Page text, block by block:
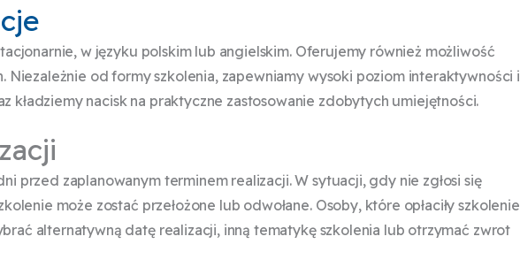
w języku polskim lub angielskim. Oferujemy również możliwość
Niezależnie od formy szkolenia, zapewniamy wysoki poziom interaktywności i
kładziemy nacisk na praktyczne zastosowanie zdobytych umiejętności.
przed zaplanowanym terminem realizacji. W sytuacji, gdy nie zgłosi się
może zostać przełożone lub odwołane. Osoby, które opłaciły szkolenie
alternatywną datę realizacji, inną tematykę szkolenia lub otrzymać zwrot